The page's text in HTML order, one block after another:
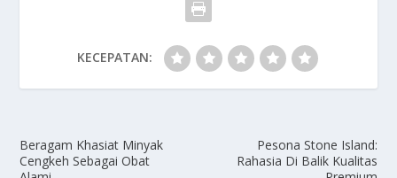
KECEPATAN:
Beragam Khasiat Minyak
Cengkeh Sebagai Obat
Pesona Stone Island:
Rahasia Di Balik Kualitas